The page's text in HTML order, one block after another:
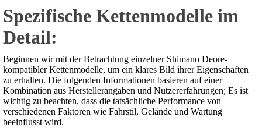
Spezifische Kettenmodelle im
Detail:
Beginnen wir mit der Betrachtung einzelner Shimano Deore-
kompatibler Kettenmodelle, um ein klares Bild ihrer Eigenschaften
zu erhalten. Die folgenden Informationen basieren auf einer
Kombination aus Herstellerangaben und Nutzererfahrungen; Es ist
wichtig zu beachten, dass die tatsächliche Performance von
verschiedenen Faktoren wie Fahrstil, Gelände und Wartung
beeinflusst wird.